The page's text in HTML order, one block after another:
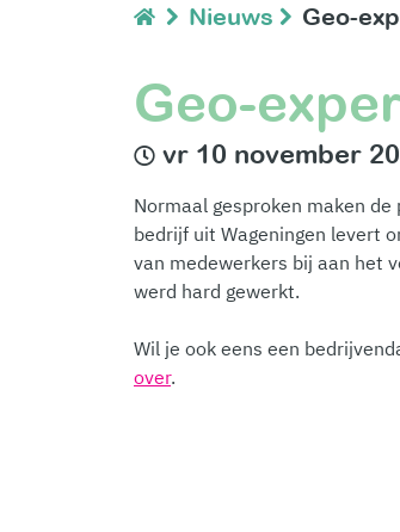
Nieuws Geo-
Geo-
vr 10 november
Normaal gesproken maken
bedrijf uit Wageningen levert
van medewerkers bij aan het
werd hard gewerkt.
Wil je ook eens een
over.